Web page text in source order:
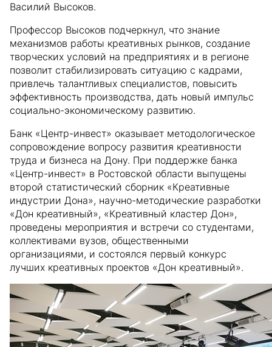
Василий Высоков.
Профессор Высоков подчеркнул, что знание
механизмов работы креативных рынков, создание
творческих условий на предприятиях и в регионе
позволит стабилизировать ситуацию с кадрами,
привлечь талантливых специалистов, повысить
эффективность производства, дать новый импульс
социально-экономическому развитию.
Банк «Центр-инвест» оказывает методологическое
сопровождение вопросу развития креативности
труда и бизнеса на Дону. При поддержке банка
«Центр-инвест» в Ростовской области выпущены
второй статистический сборник «Креативные
индустрии Дона», научно-методические разработки
«Дон креативный», «Креативный кластер Дон»,
проведены мероприятия и встречи со студентами,
коллективами вузов, общественными
организациями, и состоялся первый конкурс
лучших креативных проектов «Дон креативный».